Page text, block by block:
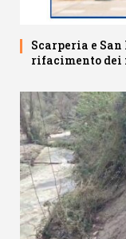
Scarperia e
rifacimento